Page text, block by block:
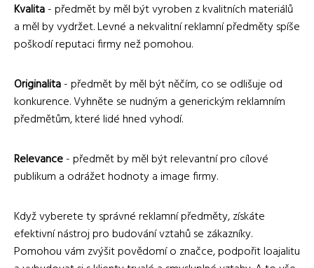
Kvalita- předmět by měl být vyroben z kvalitních materiálů
a měl by vydržet. Levné a nekvalitní reklamní předměty spíše
poškodí reputaci firmy než pomohou.
Originalita- předmět by měl být něčím, co se odlišuje od
konkurence. Vyhněte se nudným a generickým reklamním
předmětům, které lidé hned vyhodí.
Relevance- předmět by měl být relevantní pro cílové
publikum a odrážet hodnoty a image firmy.
Když vyberete ty správné reklamní předměty, získáte
efektivní nástroj pro budování vztahů se zákazníky.
Pomohou vám zvýšit povědomí o značce, podpořit loajalitu